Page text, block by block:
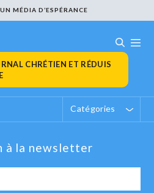
UN MÉDIA D’ESPÉRANCE
CHRÉTIEN ET RÉDUIS
Catégories
à la newsletter